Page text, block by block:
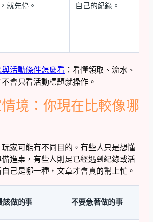
就先停。
自己的紀錄。
與活動條件怎麼看 ：看懂領取、流水、
會只看活動標題就操作。
境：你現在比較像哪
家可能有不同目的。有些人只是想懂
進桌，有些人則是已經遇到紀錄或活
己是哪一種，文章才會真的幫上忙。
該做的事 不要急著做的事